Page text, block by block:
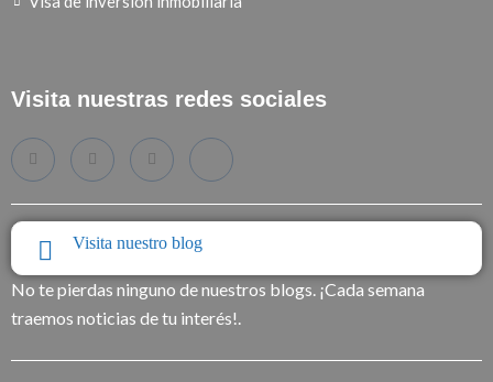
Visita nuestras redes sociales
Visita nuestro blog
No te pierdas ninguno de nuestros blogs. ¡Cada semana
traemos noticias de tu interés!.